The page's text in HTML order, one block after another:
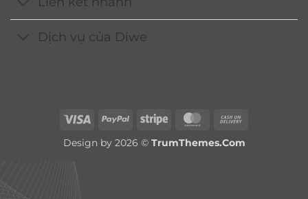
Dịch vụ của Diwe
Visa PayPal Stripe MasterCard
Delivery
Design by 2026 © TrumThemes.Com